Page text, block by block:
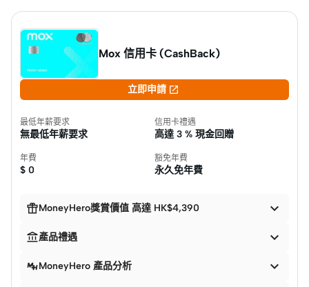
Mox 信用卡 (CashBack)
立即申請 
最低年薪要求
無最低年薪要求
信用卡禮遇
高達 3 % 現金回贈
年費
$ 0
豁免年費
永久免年費
MoneyHero獎賞價值 高達 HK$4,390 
產品禮遇 
MoneyHero 產品分析 